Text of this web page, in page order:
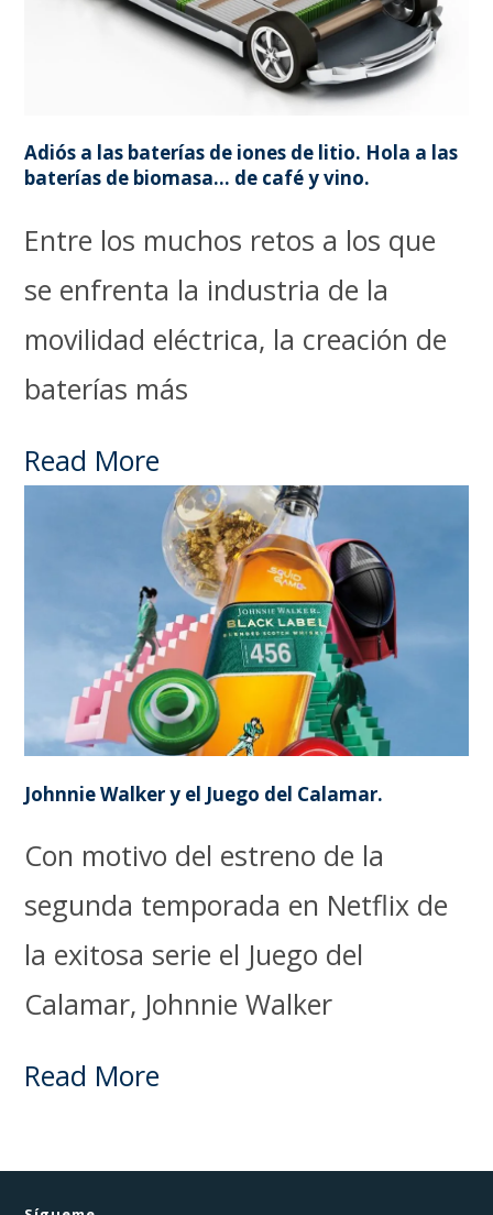
Adiós a las baterías de iones de litio. Hola a las
baterías de biomasa… de café y vino.
Entre los muchos retos a los que
se enfrenta la industria de la
movilidad eléctrica, la creación de
baterías más
Read More
Johnnie Walker y el Juego del Calamar.
Con motivo del estreno de la
segunda temporada en Netflix de
la exitosa serie el Juego del
Calamar, Johnnie Walker
Read More